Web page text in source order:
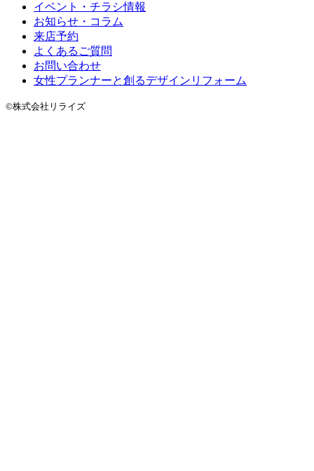
イベント・チラシ情報
お知らせ・コラム
来店予約
よくあるご質問
お問い合わせ
女性プランナーと創るデザインリフォーム
©株式会社リライズ